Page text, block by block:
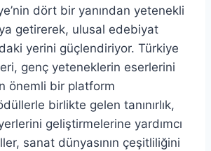
dört bir yanından yetenekli
getirerek, ulusal edebiyat
yerini güçlendiriyor. Türkiye
genç yeteneklerin eserlerini
önemli bir platform
birlikte gelen tanınırlık,
geliştirmelerine yardımcı
sanat dünyasının çeşitliliğini